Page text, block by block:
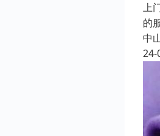
上
的
中
24-